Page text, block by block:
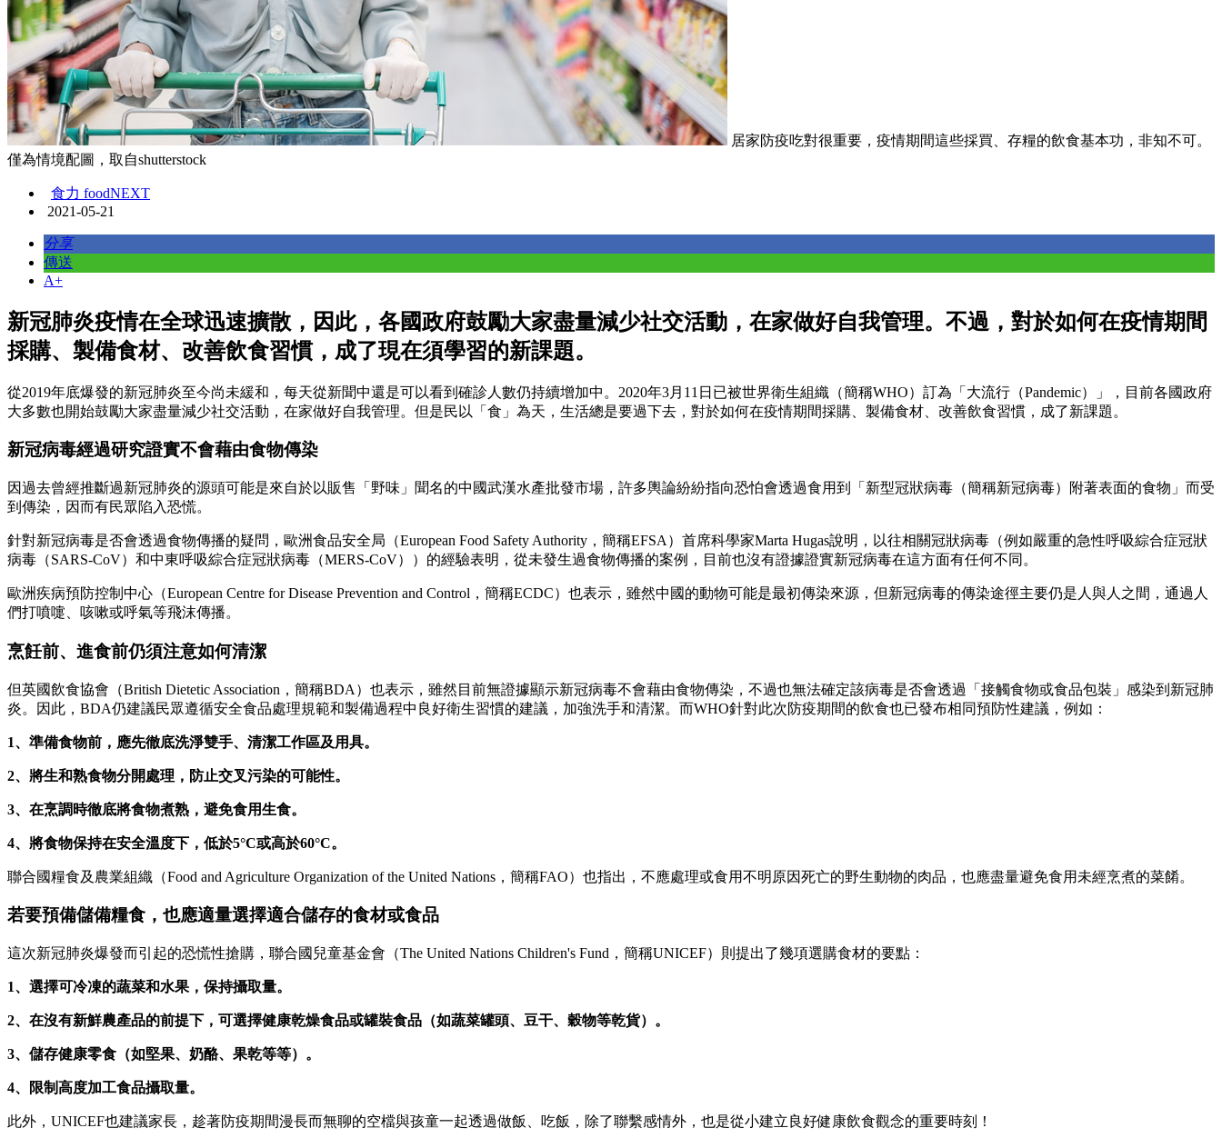
居家防疫吃對很重要，疫情期間這些採買、存糧的飲食基本功，非知不可。
僅為情境配圖，取自shutterstock
食力 foodNEXT
2021-05-21
分享
傳送
A+
新冠肺炎疫情在全球迅速擴散，因此，各國政府鼓勵大家盡量減少社交活動，在家做好自我管理。不過，對於如何在疫情期間
採購、製備食材、改善飲食習慣，成了現在須學習的新課題。
從2019年底爆發的新冠肺炎至今尚未緩和，每天從新聞中還是可以看到確診人數仍持續增加中。2020年3月11日已被世界衛生組織（簡稱WHO）訂為「大流行（Pandemic）」，目前各國政府
大多數也開始鼓勵大家盡量減少社交活動，在家做好自我管理。但是民以「食」為天，生活總是要過下去，對於如何在疫情期間採購、製備食材、改善飲食習慣，成了新課題。
新冠病毒經過研究證實不會藉由食物傳染
因過去曾經推斷過新冠肺炎的源頭可能是來自於以販售「野味」聞名的中國武漢水產批發市場，許多輿論紛紛指向恐怕會透過食用到「新型冠狀病毒（簡稱新冠病毒）附著表面的食物」而受
到傳染，因而有民眾陷入恐慌。
針對新冠病毒是否會透過食物傳播的疑問，歐洲食品安全局（European Food Safety Authority，簡稱EFSA）首席科學家Marta Hugas說明，以往相關冠狀病毒（例如嚴重的急性呼吸綜合症冠狀
病毒（SARS-CoV）和中東呼吸綜合症冠狀病毒（MERS-CoV））的經驗表明，從未發生過食物傳播的案例，目前也沒有證據證實新冠病毒在這方面有任何不同。
歐洲疾病預防控制中心（European Centre for Disease Prevention and Control，簡稱ECDC）也表示，雖然中國的動物可能是最初傳染來源，但新冠病毒的傳染途徑主要仍是人與人之間，通過人
們打噴嚏、咳嗽或呼氣等飛沫傳播。
烹飪前、進食前仍須注意如何清潔
但英國飲食協會（British Dietetic Association，簡稱BDA）也表示，雖然目前無證據顯示新冠病毒不會藉由食物傳染，不過也無法確定該病毒是否會透過「接觸食物或食品包裝」感染到新冠肺
炎。因此，BDA仍建議民眾遵循安全食品處理規範和製備過程中良好衛生習慣的建議，加強洗手和清潔。而WHO針對此次防疫期間的飲食也已發布相同預防性建議，例如：
1、準備食物前，應先徹底洗淨雙手、清潔工作區及用具。
2、將生和熟食物分開處理，防止交叉污染的可能性。
3、在烹調時徹底將食物煮熟，避免食用生食。
4、將食物保持在安全溫度下，低於5°C或高於60°C。
聯合國糧食及農業組織（Food and Agriculture Organization of the United Nations，簡稱FAO）也指出，不應處理或食用不明原因死亡的野生動物的肉品，也應盡量避免食用未經烹煮的菜餚。
若要預備儲備糧食，也應適量選擇適合儲存的食材或食品
這次新冠肺炎爆發而引起的恐慌性搶購，聯合國兒童基金會（The United Nations Children's Fund，簡稱UNICEF）則提出了幾項選購食材的要點：
1、選擇可冷凍的蔬菜和水果，保持攝取量。
2、在沒有新鮮農產品的前提下，可選擇健康乾燥食品或罐裝食品（如蔬菜罐頭、豆干、穀物等乾貨）。
3、儲存健康零食（如堅果、奶酪、果乾等等）。
4、限制高度加工食品攝取量。
此外，UNICEF也建議家長，趁著防疫期間漫長而無聊的空檔與孩童一起透過做飯、吃飯，除了聯繫感情外，也是從小建立良好健康飲食觀念的重要時刻！